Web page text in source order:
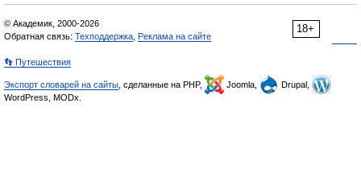
18+
© Академик, 2000-2026
Обратная связь: Техподдержка Реклама на сайте
👣 Путешествия
Экспорт словарей на сайты , сделанные на PHP, Joomla,
Drupal,
WordPress, MODx.